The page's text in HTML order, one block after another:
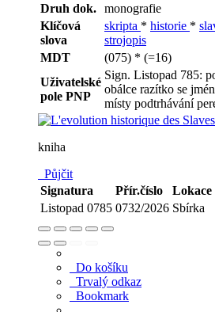
Druh dok. monografie
Klíčová
slova
skripta * historie *
strojopis
MDT
(075) * (=16)
Uživatelské
pole PNP
Sign. Listopad 785:
obálce razítko se
místy podtrhávání
kniha
Půjčit
Signatura
Přír.číslo Lokace
Listopad 0785 0732/2026 Sbírka
Do košíku
Trvalý odkaz
Bookmark